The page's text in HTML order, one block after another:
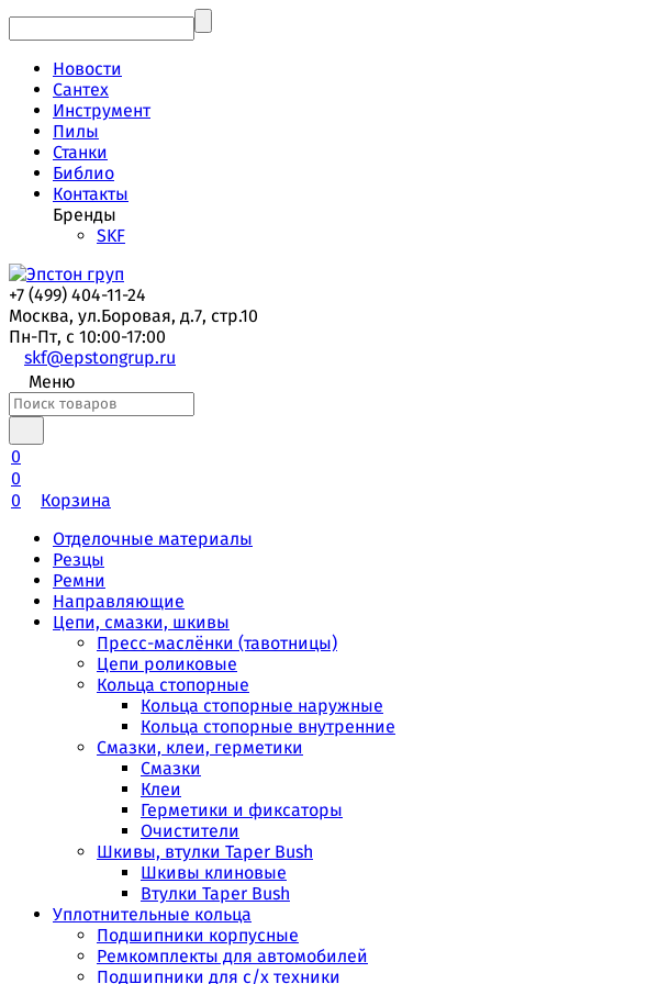
Новости
Сантех
Инструмент
Пилы
Станки
Библио
Контакты
Бренды
SKF
+7 (499) 404-11-24
Москва, ул.Боровая, д.7, стр.10
Пн-Пт, с 10:00-17:00
skf@epstongrup.ru
Меню
0
0
0
Корзина
Отделочные материалы
Резцы
Ремни
Направляющие
Цепи, смазки, шкивы
Пресс-маслёнки (тавотницы)
Цепи роликовые
Кольца стопорные
Кольца стопорные наружные
Кольца стопорные внутренние
Смазки, клеи, герметики
Смазки
Клеи
Герметики и фиксаторы
Очистители
Шкивы, втулки Taper Bush
Шкивы клиновые
Втулки Taper Bush
Уплотнительные кольца
Подшипники корпусные
Ремкомплекты для автомобилей
Подшипники для с/х техники